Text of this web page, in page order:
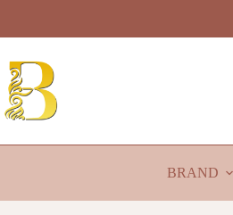
contenu
BRAND